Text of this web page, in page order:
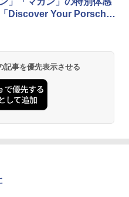
Discover Your Porsch
記事を優先表示させる